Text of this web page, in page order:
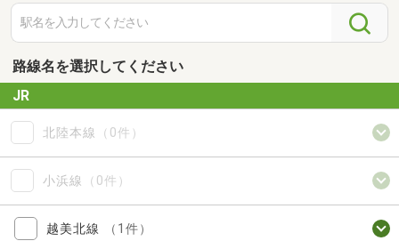
路線名を選択してください
JR
北陸本線 （0件）
小浜線 （0件）
越美北線 （1件）